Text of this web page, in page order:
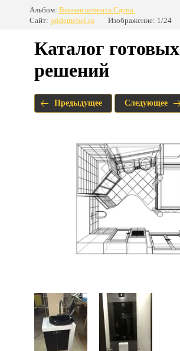
Альбом: Ванная комната.Сауна.
Сайт: pridemebel.ru Изображение: 1/24
Каталог готовых
решений
Предыдущее Следующее